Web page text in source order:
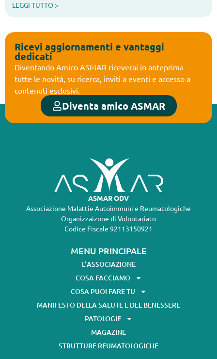
LEGGI TUTTO >
Ricevi aggiornamenti e vantaggi
dedicati
Diventando Amico ASMAR riceverai in anteprima
tutte le novità, su ricerca, inviti a eventi e accesso a
contenuti esclusivi.
Diventa amico ASMAR
ASMAR ODV
Associazione Malattie Autoimmuni e Reumatologiche
Organizzaizone di Volontariato
Codice Fiscale 92113150921
MENU PRINCIPALE
L’ASSOCIAZIONE
COSA FACCIAMO
COSA PUOI FARE TU
MANIFESTO DELLA SALUTE E DEL BENESSERE
PATOLOGIE
MAGAZINE
STRUTTURE REUMATOLOGICHE